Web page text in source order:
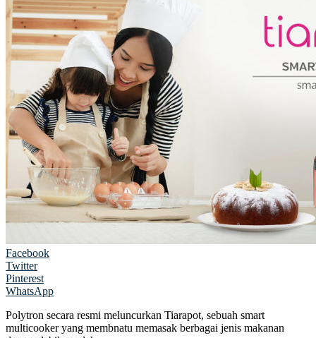
Facebook
Twitter
Pinterest
WhatsApp
Polytron secara resmi meluncurkan Tiarapot, sebuah smart
multicooker yang membnatu memasak berbagai jenis makanan